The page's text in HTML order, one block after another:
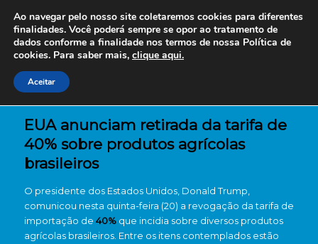
EUA anunciam retirada da tarifa de
40% sobre produtos agrícolas
brasileiros
O presidente dos Estados Unidos, Donald Trump,
comunicou nesta quinta-feira (20) a revogação da tarifa de
importação de 40%que incidia sobre diversos produtos
agrícolas brasileiros. Entre os itens contemplados estão
Ao navegar pelo nosso site coletaremos cookies para diferentes
finalidades. Você poderá sempre se opor ao tratamento de
dados conforme a finalidade nos termos de nossa Política de
cookies. Para saber mais, clique aqui.
Aceitar